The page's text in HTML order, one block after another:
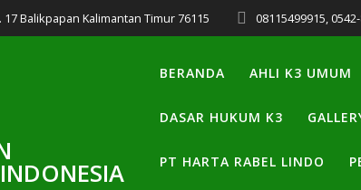
Balikpapan Kalimantan Timur 76115 08115499915,
BERANDA AHLI K3 UMUM
DASAR HUKUM K3
PT HARTA RABEL LINDO